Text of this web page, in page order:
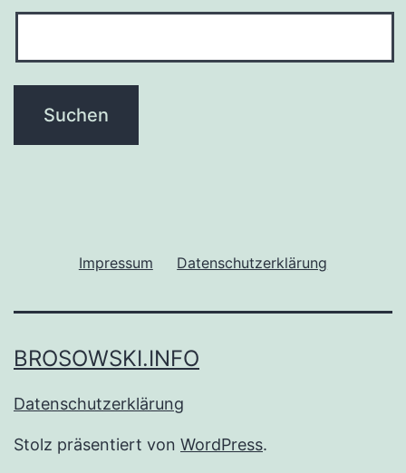
Impressum Datenschutzerklärung
BROSOWSKI.INFO
Datenschutzerklärung
Stolz präsentiert von WordPress.